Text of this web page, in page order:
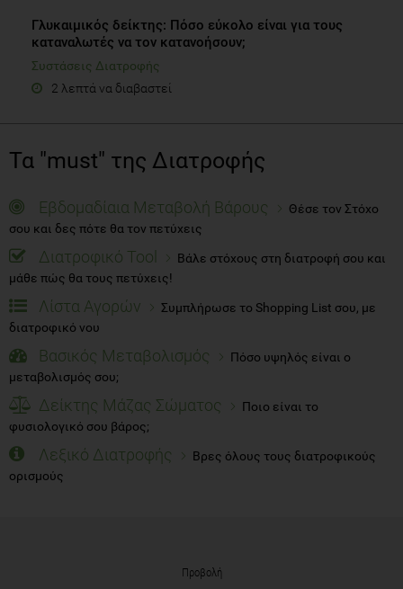
Γλυκαιμικός δείκτης: Πόσο εύκολο είναι για τους
καταναλωτές να τον κατανοήσουν;
Συστάσεις Διατροφής
2 λεπτά να διαβαστεί
Τα "must" της Διατροφής
Εβδομαδίαια Μεταβολή Βάρους
Θέσε τον Στόχο
σου και δες πότε θα τον πετύχεις
Διατροφικό Tool
Βάλε στόχους στη διατροφή σου και
μάθε πώς θα τους πετύχεις!
Λίστα Αγορών
Συμπλήρωσε το Shopping List σου, με
διατροφικό νου
Βασικός Μεταβολισμός
Πόσο υψηλός είναι ο
μεταβολισμός σου;
Δείκτης Μάζας Σώματος
Ποιο είναι το
φυσιολογικό σου βάρος;
Λεξικό Διατροφής
Βρες όλους τους διατροφικούς
ορισμούς
Προβολή